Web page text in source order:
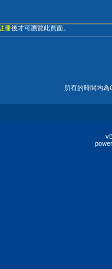
冊後才可瀏覽此頁面。
所有的時間均為